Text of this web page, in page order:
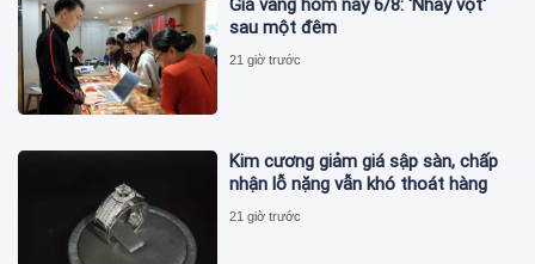
Giá vàng hôm nay 6/8: 'Nhảy vọt'
sau một đêm
21 giờ trước
Kim cương giảm giá sập sàn, chấp
nhận lỗ nặng vẫn khó thoát hàng
21 giờ trước